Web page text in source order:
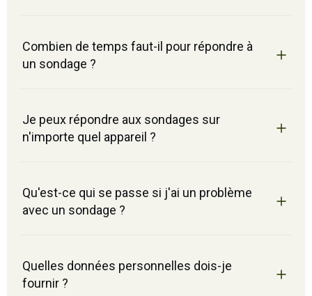
Combien de temps faut-il pour répondre à
un sondage ?
Je peux répondre aux sondages sur
n'importe quel appareil ?
Qu'est-ce qui se passe si j'ai un problème
avec un sondage ?
Quelles données personnelles dois-je
fournir ?